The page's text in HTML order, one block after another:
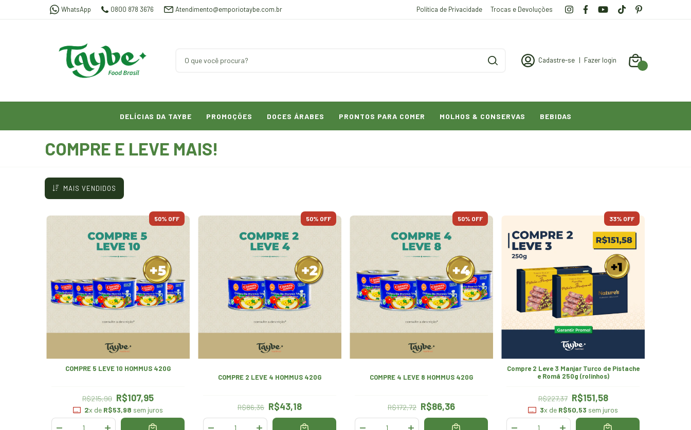
WhatsApp 0800 878 3676 Atendimento@emporiotaybe.com.br Política de Privacidade Trocas e Devoluções
Cadastre-se | Fazer login
DELÍCIAS DA TAYBE PROMOÇÕES DOCES ÁRABES PRONTOS PARA COMER MOLHOS & CONSERVAS BEBIDAS
COMPRE E LEVE MAIS!
MAIS VENDIDOS
50% OFF
COMPRE 5 LEVE 10 HOMMUS 420G
R$215,90 R$107,95
2x de R$53,98 sem juros
50% OFF
COMPRE 2 LEVE 4 HOMMUS 420G
R$86,36 R$43,18
50% OFF
COMPRE 4 LEVE 8 HOMMUS 420G
R$172,72 R$86,36
33% OFF
Compre 2 Leve 3 Manjar Turco de Pistache
e Romã 250g (rolinhos)
R$227,37 R$151,58
3x de R$50,53 sem juros